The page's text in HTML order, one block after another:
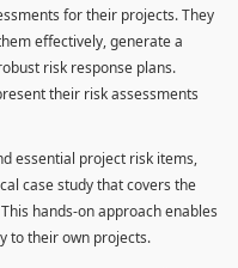
for their projects. They
effectively, generate a
risk response plans.
their risk assessments
essential project risk items,
case study that covers the
hands-on approach enables
to their own projects.